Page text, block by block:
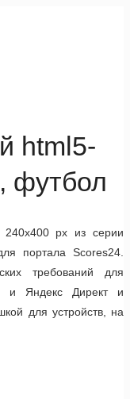
html5-
футбол
px из серии
портала Scores24.
требований для
и Яндекс Директ и
для устройств, на